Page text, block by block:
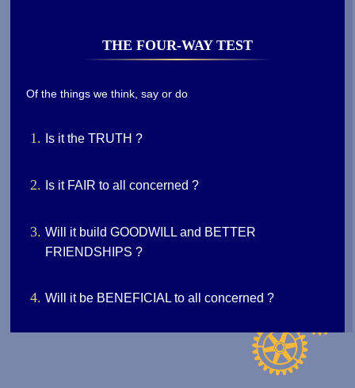
THE FOUR-WAY TEST
Of the things we think, say or do
Is it the TRUTH ?
Is it FAIR to all concerned ?
Will it build GOODWILL and BETTER
FRIENDSHIPS ?
Will it be BENEFICIAL to all concerned ?